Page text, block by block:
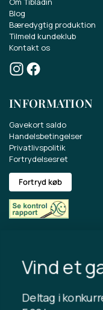
Blog
Bæredygtig produktion
Tilmeld kundeklub
Kontakt os
INFORMATION
Gavekort saldo
Handelsbetingelser
Privatlivspolitik
Fortrydelsesret
Fortryd køb
Vind et
Deltag i
500 kr.
Få sidste nyt
meget mere.
det